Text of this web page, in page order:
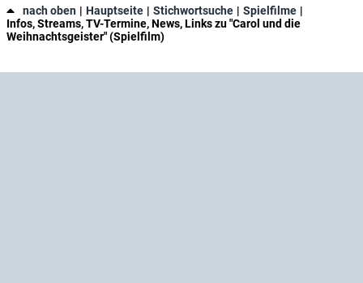
nach oben Hauptseite Stichwortsuche
Spielfilme
Infos, Streams, TV-Termine, News, Links zu "Carol und die
Weihnachtsgeister" (Spielfilm)